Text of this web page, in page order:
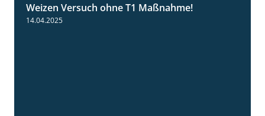
Weizen Versuch ohne T1 Maßnahme!
14.04.2025